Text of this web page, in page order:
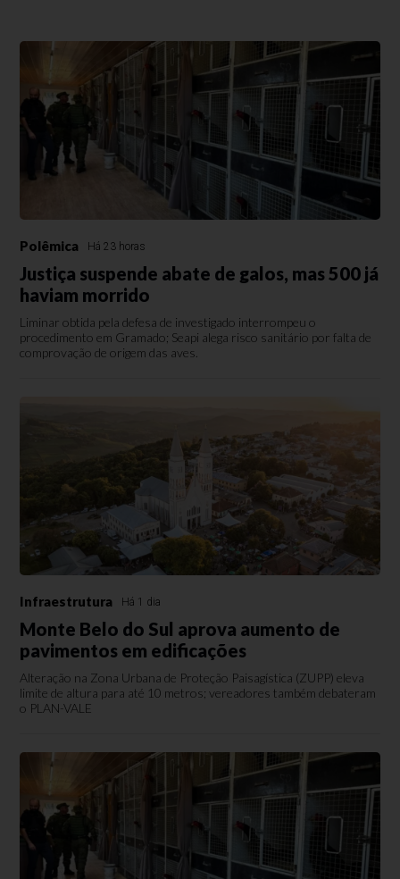
Polêmica Há 23 horas
Justiça suspende abate de galos, mas 500 já
haviam morrido
Liminar obtida pela defesa de investigado interrompeu o
procedimento em Gramado; Seapi alega risco sanitário por falta de
comprovação de origem das aves.
Infraestrutura Há 1 dia
Monte Belo do Sul aprova aumento de
pavimentos em edificações
Alteração na Zona Urbana de Proteção Paisagística (ZUPP) eleva
limite de altura para até 10 metros; vereadores também debateram
o PLAN-VALE